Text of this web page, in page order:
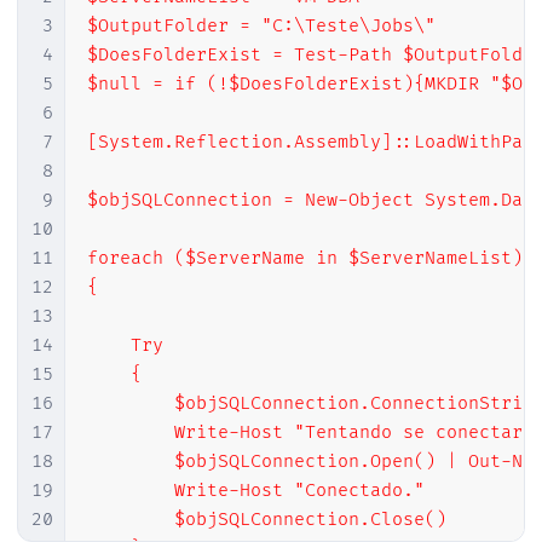
55
56
57
END
    DECLARE @cmd VARCHAR(4000)
    SET @cmd = '
powershell
(
INSERT
EXEC
master xp_cmdshell
IF
BEGIN
EXEC
stpApaga_Arquivo_FSO
@strArquivo
@scriptPS
END
3
4
5
6
7
8
9
10
11
12
13
14
15
16
17
18
19
20
$OutputFolder = "C:\Teste\Jobs\"
$DoesFolderExist = Test-Path
$null = if (!$DoesFolderExist){MKDIR
$objSQLConnection = New-Object
foreach ($ServerName in $ServerNameList)
{
    Try
    {
Write-Host "Tentando se conectar
$objSQLConnection.Open() | Out-
        Write-Host "Conectado."
        $objSQLConnection.Close()